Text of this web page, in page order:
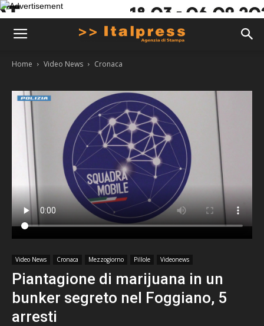
Home Video News Cronaca
Video News Cronaca Mezzogiorno Pillole Videonews
Piantagione di marijuana in un
bunker segreto nel Foggiano, 5
arresti